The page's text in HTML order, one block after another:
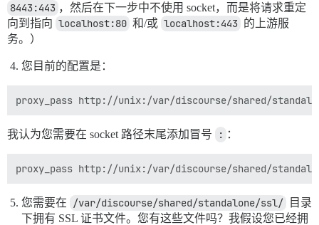
8443:443 ，然后在下一步中不使用 socket，而是将请求重定
向到指向 localhost:80 和/或 localhost:443 的上游服
务。）
您目前的配置是：
我认为您需要在 socket 路径末尾添加冒号 : ：
您需要在 /var/discourse/shared/standalone/ssl/
目录
下拥有 SSL 证书文件。您有这些文件吗？我假设您已经拥